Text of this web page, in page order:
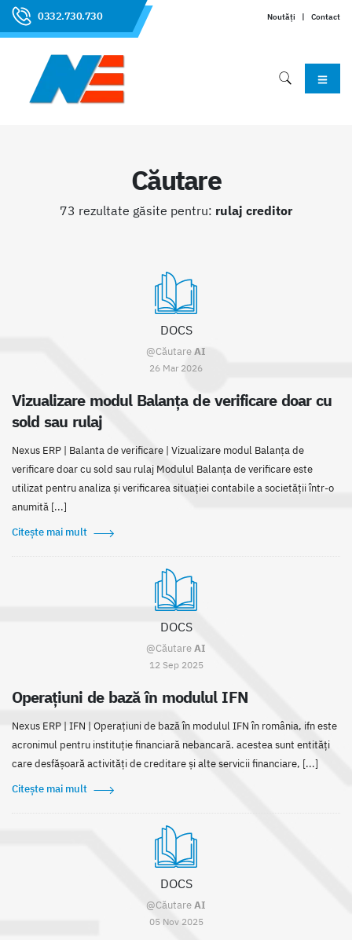
0332.730.730 Noutăți | Contact
Căutare
73 rezultate găsite pentru: rulaj creditor
DOCS
@CăutareAI
26 Mar 2026
Vizualizare modul Balanța de verificare doar cu
sold sau rulaj
Nexus ERP | Balanta de verificare | Vizualizare modul Balanța de
verificare doar cu sold sau rulaj Modulul Balanța de verificare este
utilizat pentru analiza și verificarea situației contabile a societății într-o
anumită [...]
Citește mai mult
DOCS
@CăutareAI
12 Sep 2025
Operațiuni de bază în modulul IFN
Nexus ERP | IFN | Operațiuni de bază în modulul IFN în românia, ifn este
acronimul pentru instituție financiară nebancară. acestea sunt entități
care desfășoară activități de creditare și alte servicii financiare, [...]
Citește mai mult
DOCS
@CăutareAI
05 Nov 2025